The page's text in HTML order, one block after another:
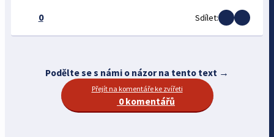
0 Sdílet:
Podělte se s námi o názor na tento text →
Přejít na komentáře ke zvířeti
0 komentářů